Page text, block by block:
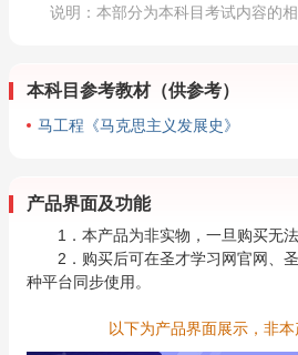
说明：本部分为本科目考试内容的
本科目参考教材（供参考）
马工程《马克思主义发展史》
产品界面及功能
1．本产品为非实物，一旦购买无法
2．购买后可在圣才学习网官网、
种平台同步使用。
以下为产品界面展示，非本